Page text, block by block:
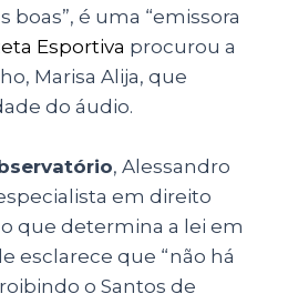
boas”, é uma “emissora
Esportiva procurou a
Marisa Alija, que
do áudio.
, Alessandro
em direito
que determina a lei em
esclarece que “não há
o Santos de